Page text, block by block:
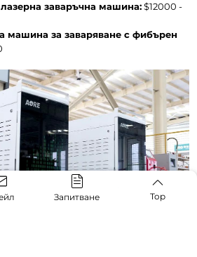
заваръчна машина: $12000 -
машина за заваряване с фибърен
Запитване Top